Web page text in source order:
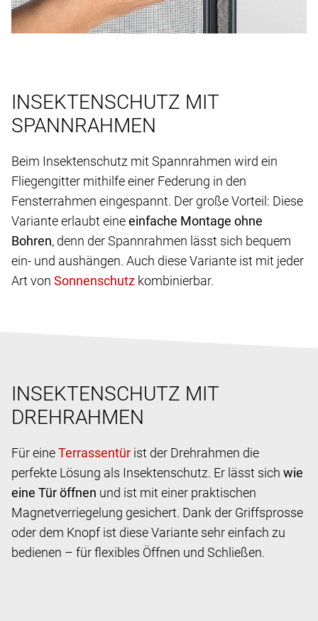
INSEKTENSCHUTZ MIT
SPANNRAHMEN
Beim Insektenschutz mit Spannrahmen wird ein
Fliegengitter mithilfe einer Federung in den
Fensterrahmen eingespannt. Der große Vorteil: Diese
Variante erlaubt eineeinfache Montage ohne
Bohren, denn der Spannrahmen lässt sich bequem
ein- und aushängen. Auch diese Variante ist mit jeder
Art von
kombinierbar.
INSEKTENSCHUTZ MIT
DREHRAHMEN
Für eine
ist der Drehrahmen die
perfekte Lösung als Insektenschutz. Er lässt sich wie
eine Tür öffnen und ist mit einer praktischen
Magnetverriegelung gesichert. Dank der Griffsprosse
oder dem Knopf ist diese Variante sehr einfach zu
bedienen – für flexibles Öffnen und Schließen.